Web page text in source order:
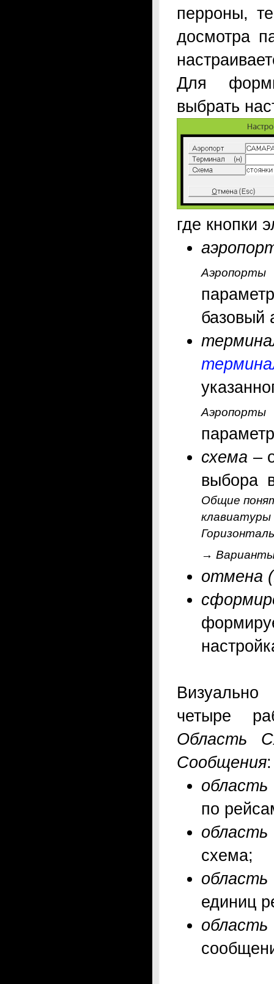
перроны,
досмотра
Для
выбрать
где кнопки
базовый
схема –
выбора
Общие
→
отмена
четыре
Область
Сообщения:
по
схема;
единиц